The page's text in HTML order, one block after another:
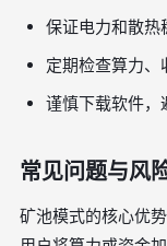
保证电力和散
定期检查算力
谨慎下载软件，
常见问题与风
矿池模式的核心优